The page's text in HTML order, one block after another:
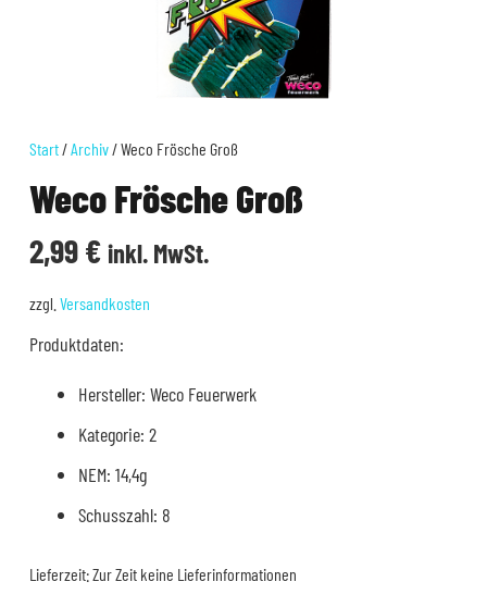
Start/Archiv/ Weco Frösche Groß
Weco Frösche Groß
2,99€ inkl. MwSt.
zzgl. Versandkosten
Produktdaten:
Hersteller: Weco Feuerwerk
Kategorie: 2
NEM: 14,4g
Schusszahl: 8
Lieferzeit:Zur Zeit keine Lieferinformationen